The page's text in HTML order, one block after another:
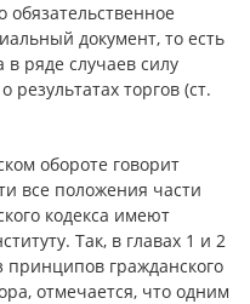
документ, то есть
ряде случаев силу
результатах торгов (ст.
обороте говорит
все положения части
кодекса имеют
Так, в главах 1 и 2
принципов гражданского
отмечается, что одним